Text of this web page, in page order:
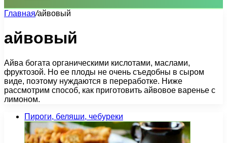
Главная/айвовый
айвовый
Айва богата органическими кислотами, маслами,
фруктозой. Но ее плоды не очень съедобны в сыром
виде, поэтому нуждаются в переработке. Ниже
рассмотрим способ, как приготовить айвовое варенье с
лимоном.
Пироги, беляши, чебуреки